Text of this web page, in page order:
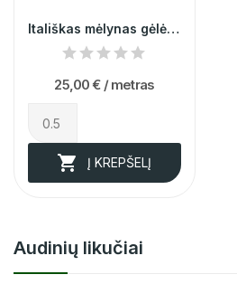
Audinių likučiai
Itališkas mėlynas gėlėtas šilkas (likutis 1m)
25,00 € / metras
 Į KREPŠELĮ